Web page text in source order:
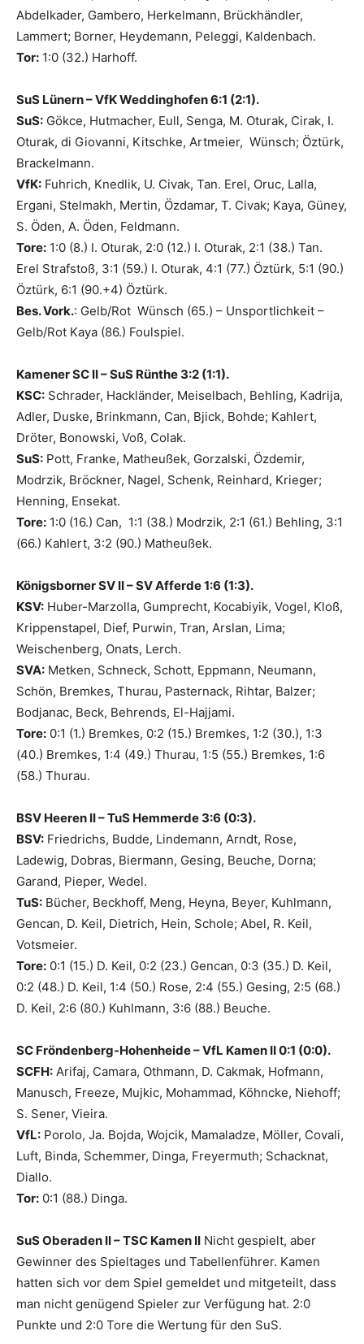
Abdelkader, Gambero, Herkelmann, Brückhändler,
Lammert; Borner, Heydemann, Peleggi, Kaldenbach.
Tor: 1:0 (32.) Harhoff.
SuS Lünern – VfK Weddinghofen 6:1 (2:1).
SuS: Gökce, Hutmacher, Eull, Senga, M. Oturak, Cirak, I.
Oturak, di Giovanni, Kitschke, Artmeier, Wünsch; Öztürk,
Brackelmann.
VfK: Fuhrich, Knedlik, U. Civak, Tan. Erel, Oruc, Lalla,
Ergani, Stelmakh, Mertin, Özdamar, T. Civak; Kaya, Güney,
S. Öden, A. Öden, Feldmann.
Tore: 1:0 (8.) I. Oturak, 2:0 (12.) I. Oturak, 2:1 (38.) Tan.
Erel Strafstoß, 3:1 (59.) I. Oturak, 4:1 (77.) Öztürk, 5:1 (90.)
Öztürk, 6:1 (90.+4) Öztürk.
Bes. Vork.: Gelb/Rot Wünsch (65.) – Unsportlichkeit –
Gelb/Rot Kaya (86.) Foulspiel.
Kamener SC II – SuS Rünthe 3:2 (1:1).
KSC: Schrader, Hackländer, Meiselbach, Behling, Kadrija,
Adler, Duske, Brinkmann, Can, Bjick, Bohde; Kahlert,
Dröter, Bonowski, Voß, Colak.
SuS: Pott, Franke, Matheußek, Gorzalski, Özdemir,
Modrzik, Bröckner, Nagel, Schenk, Reinhard, Krieger;
Henning, Ensekat.
Tore: 1:0 (16.) Can, 1:1 (38.) Modrzik, 2:1 (61.) Behling, 3:1
(66.) Kahlert, 3:2 (90.) Matheußek.
Königsborner SV II – SV Afferde 1:6 (1:3).
KSV: Huber-Marzolla, Gumprecht, Kocabiyik, Vogel, Kloß,
Krippenstapel, Dief, Purwin, Tran, Arslan, Lima;
Weischenberg, Onats, Lerch.
SVA: Metken, Schneck, Schott, Eppmann, Neumann,
Schön, Bremkes, Thurau, Pasternack, Rihtar, Balzer;
Bodjanac, Beck, Behrends, El-Hajjami.
Tore: 0:1 (1.) Bremkes, 0:2 (15.) Bremkes, 1:2 (30.), 1:3
(40.) Bremkes, 1:4 (49.) Thurau, 1:5 (55.) Bremkes, 1:6
(58.) Thurau.
BSV Heeren II – TuS Hemmerde 3:6 (0:3).
BSV: Friedrichs, Budde, Lindemann, Arndt, Rose,
Ladewig, Dobras, Biermann, Gesing, Beuche, Dorna;
Garand, Pieper, Wedel.
TuS: Bücher, Beckhoff, Meng, Heyna, Beyer, Kuhlmann,
Gencan, D. Keil, Dietrich, Hein, Schole; Abel, R. Keil,
Votsmeier.
Tore: 0:1 (15.) D. Keil, 0:2 (23.) Gencan, 0:3 (35.) D. Keil,
0:2 (48.) D. Keil, 1:4 (50.) Rose, 2:4 (55.) Gesing, 2:5 (68.)
D. Keil, 2:6 (80.) Kuhlmann, 3:6 (88.) Beuche.
SC Fröndenberg-Hohenheide – VfL Kamen II 0:1 (0:0).
SCFH: Arifaj, Camara, Othmann, D. Cakmak, Hofmann,
Manusch, Freeze, Mujkic, Mohammad, Köhncke, Niehoff;
S. Sener, Vieira.
VfL: Porolo, Ja. Bojda, Wojcik, Mamaladze, Möller, Covali,
Luft, Binda, Schemmer, Dinga, Freyermuth; Schacknat,
Diallo.
Tor: 0:1 (88.) Dinga.
SuS Oberaden II – TSC Kamen II Nicht gespielt, aber
Gewinner des Spieltages und Tabellenführer. Kamen
hatten sich vor dem Spiel gemeldet und mitgeteilt, dass
man nicht genügend Spieler zur Verfügung hat. 2:0
Punkte und 2:0 Tore die Wertung für den SuS.